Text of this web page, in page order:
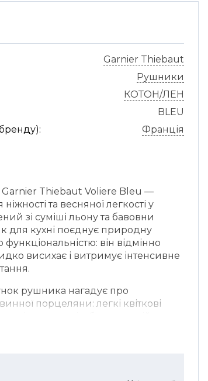
Garnier Thiebaut
Рушники
КОТОН/ЛЕН
BLEU
Франція
Thiebaut Voliere Bleu —
та весняної легкості у
зі суміші льону та бавовни
для кухні поєднує природну
функціональністю: він відмінно
висихає і витримує інтенсивне
рушника нагадує про
порцеляни: легкі квіткові
виконані в благородній
Завдяки цим деталям кухонний